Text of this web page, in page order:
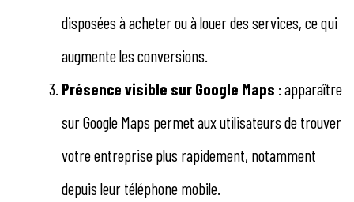
disposées à acheter ou à louer des services, ce qui
augmente les conversions.
Présence visible sur Google Maps : apparaître
sur Google Maps permet aux utilisateurs de trouver
votre entreprise plus rapidement, notamment
depuis leur téléphone mobile.